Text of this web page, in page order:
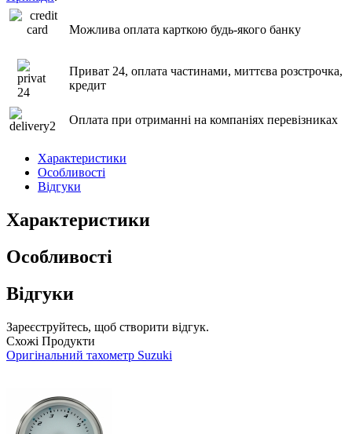
Можлива оплата карткою будь-якого банку
Приват 24, оплата частинами, миттєва розстрочка,
кредит
Оплата при отриманні на компаніях перевізниках
Характеристики
Особливості
Відгуки
Характеристики
Особливості
Відгуки
Зареєструйтесь, щоб створити відгук.
Схожі Продукти
Оригінальний тахометр Suzuki